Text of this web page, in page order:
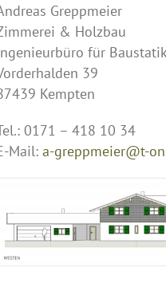
Greppmeier
& Holzbau
für
39
Kempten
0171 – 418 10 34
Mail: a-greppmeier@t-